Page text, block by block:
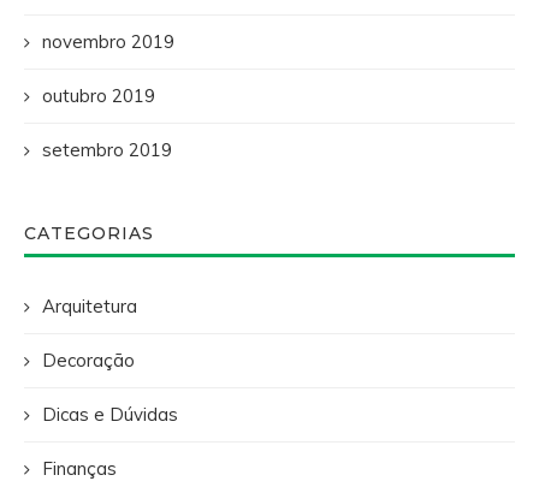
novembro 2019
outubro 2019
setembro 2019
CATEGORIAS
Arquitetura
Decoração
Dicas e Dúvidas
Finanças